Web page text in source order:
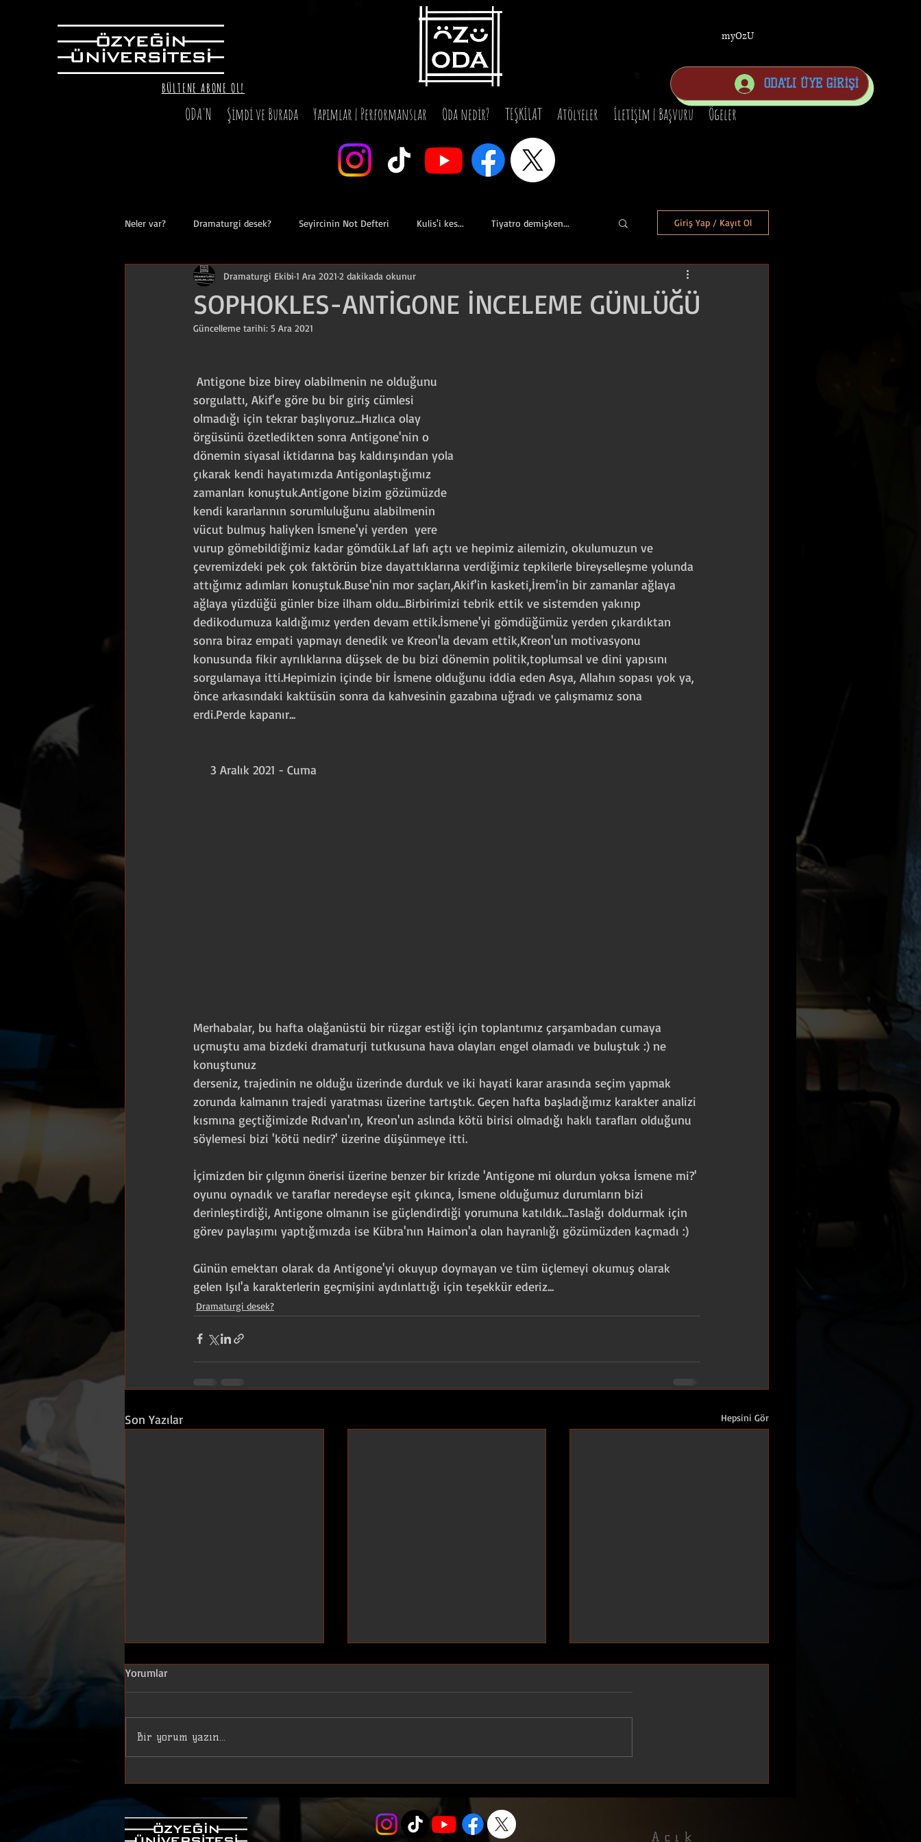
BÜLTENE ABONE OL! ODA'LI ÜYE GİRİŞİ
myOzU
ODA'N Şimdi ve Burada Yapımlar | Performanslar Oda nedir? TEŞKİLAT Atölyeler İletişim | Başvuru Ögeler
Neler var? Dramaturgi desek? Seyircinin Not Defteri Kulis'i kes... Tiyatro demişken...
Mekan'a Dair Bekleme Salonu Sen Gara Değilsin
BURADA BUGÜN YAŞAR NE YAŞAR
2023-2024 Dramaturgi Çalışmaları 2022-2023 Dramaturgi Çalışmaları
2021-2022 Dramaturgi Çalışmaları 2020-2021 Dramaturgi Çalışmaları
2019-2020 Dramaturgi Çalışmaları 2018-2019 Dramaturgi Çalışmaları
2024-2025 Dramaturgi Çalışmaları Prova Notları
Giriş Yap / Kayıt Ol
SOPHOKLES-ANTİGONE İNCELEME GÜNLÜĞÜ
Dramaturgi Ekibi 1 Ara 2021 2 dakikada okunur
Güncelleme tarihi: 5 Ara 2021
sorgulattı, Akif'e göre bu bir giriş cümlesi
olmadığı için tekrar başlıyoruz...Hızlıca olay
örgüsünü özetledikten sonra Antigone'nin o
dönemin siyasal iktidarına baş kaldırışından yola
çıkarak kendi hayatımızda Antigonlaştığımız
zamanları konuştuk.Antigone bizim gözümüzde
kendi kararlarının sorumluluğunu alabilmenin
vücut bulmuş haliyken İsmene'yi yerden  yere
vurup gömebildiğimiz kadar gömdük.Laf lafı açtı ve hepimiz ailemizin, okulumuzun ve
çevremizdeki pek çok faktörün bize dayattıklarına verdiğimiz tepkilerle bireyselleşme yolunda
attığımız adımları konuştuk.Buse'nin mor saçları,Akif'in kasketi,İrem'in bir zamanlar ağlaya
ağlaya yüzdüğü günler bize ilham oldu...Birbirimizi tebrik ettik ve sistemden yakınıp
dedikodumuza kaldığımız yerden devam ettik.İsmene'yi gömdüğümüz yerden çıkardıktan
sonra biraz empati yapmayı denedik ve Kreon'la devam ettik,Kreon'un motivasyonu
konusunda fikir ayrılıklarına düşsek de bu bizi dönemin politik,toplumsal ve dini yapısını
sorgulamaya itti.Hepimizin içinde bir İsmene olduğunu iddia eden Asya, Allahın sopası yok ya,
önce arkasındaki kaktüsün sonra da kahvesinin gazabına uğradı ve çalışmamız sona
erdi.Perde kapanır...
     3 Aralık 2021 - Cuma
Merhabalar, bu hafta olağanüstü bir rüzgar estiği için toplantımız çarşambadan cumaya
uçmuştu ama bizdeki dramaturji tutkusuna hava olayları engel olamadı ve buluştuk :) ne
konuştunuz
derseniz, trajedinin ne olduğu üzerinde durduk ve iki hayati karar arasında seçim yapmak
zorunda kalmanın trajedi yaratması üzerine tartıştık. Geçen hafta başladığımız karakter analizi
kısmına geçtiğimizde Rıdvan'ın, Kreon'un aslında kötü birisi olmadığı haklı tarafları olduğunu
söylemesi bizi 'kötü nedir?' üzerine düşünmeye itti.
İçimizden bir çılgının önerisi üzerine benzer bir krizde 'Antigone mi olurdun yoksa İsmene mi?'
oyunu oynadık ve taraflar neredeyse eşit çıkınca, İsmene olduğumuz durumların bizi
derinleştirdiği, Antigone olmanın ise güçlendirdiği yorumuna katıldık...Taslağı doldurmak için
görev paylaşımı yaptığımızda ise Kübra'nın Haimon'a olan hayranlığı gözümüzden kaçmadı :)
Günün emektarı olarak da Antigone'yi okuyup doymayan ve tüm üçlemeyi okumuş olarak
gelen Işıl'a karakterlerin geçmişini aydınlattığı için teşekkür ederiz...
Dramaturgi desek?
Son Yazılar Hepsini Gör
Othello - William Shakespeare
Dramaturgi raporuna ulaşmak için
Müfettiş - Nikolay Gogol
Dramaturgi raporuna ulaşmak için
Kral Oidipus - Sofokles
Dramaturgi raporuna ulaşmak için
Yorumlar
Bir yorum yazın...
Açık